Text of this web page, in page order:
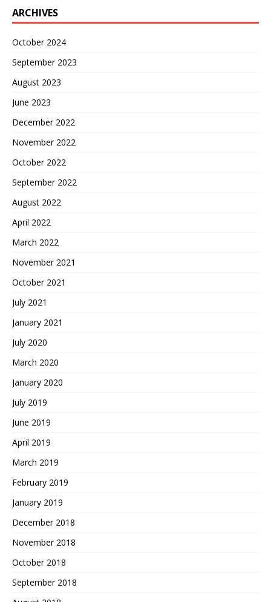
ARCHIVES
October 2024
September 2023
August 2023
June 2023
December 2022
November 2022
October 2022
September 2022
August 2022
April 2022
March 2022
November 2021
October 2021
July 2021
January 2021
July 2020
March 2020
January 2020
July 2019
June 2019
April 2019
March 2019
February 2019
January 2019
December 2018
November 2018
October 2018
September 2018